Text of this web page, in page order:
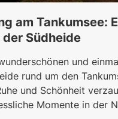
am Tankumsee:
der Südheide
und
rund um den
und Schönheit
Momente in der